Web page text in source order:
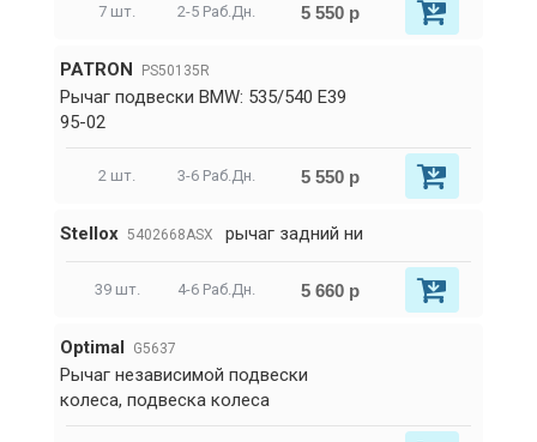
7 шт. 2-5 Раб.Дн. 5 550 р
PATRON PS50135R
Рычаг подвески BMW: 535/540 E39
95-02
2 шт. 3-6 Раб.Дн. 5 550 р
Stellox 5402668ASX рычаг задний ни
39 шт. 4-6 Раб.Дн. 5 660 р
Optimal G5637
Рычаг независимой подвески
колеса, подвеска колеса